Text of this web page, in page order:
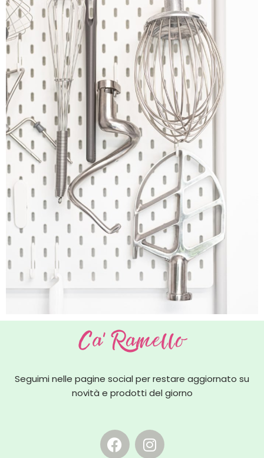
Seguimi nelle pagine social per restare aggiornato su
novità e prodotti del giorno